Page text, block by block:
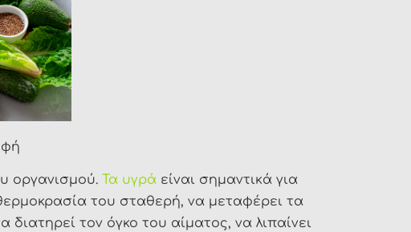
οργανισμού. Τα υγράείναι σημαντικά για
του σταθερή, να μεταφέρει τα
τον όγκο του αίματος, να λιπαίνει